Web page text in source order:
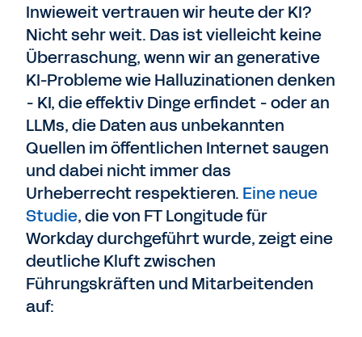
Inwieweit vertrauen wir heute der KI?
Nicht sehr weit. Das ist vielleicht keine
Überraschung, wenn wir an generative
KI-Probleme wie Halluzinationen denken
- KI, die effektiv Dinge erfindet - oder an
LLMs, die Daten aus unbekannten
Quellen im öffentlichen Internet saugen
und dabei nicht immer das
Urheberrecht respektieren. Eine neue
Studie, die von FT Longitude für
Workday durchgeführt wurde, zeigt eine
deutliche Kluft zwischen
Führungskräften und Mitarbeitenden
auf: